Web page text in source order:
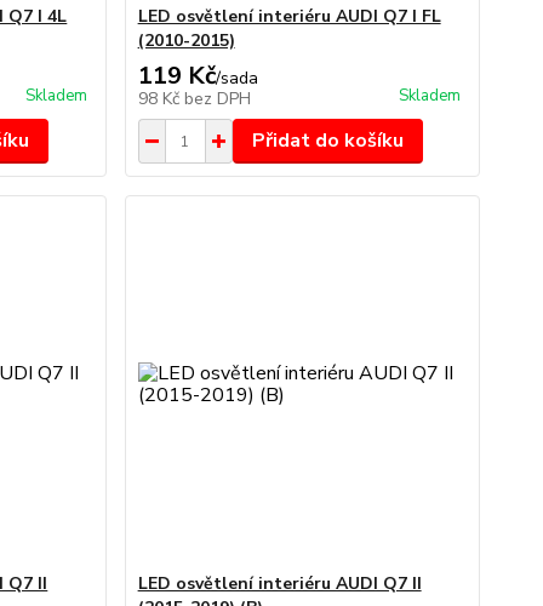
Q7 I 4L
Skladem
LED osvětlení interiéru AUDI Q7 I FL
(2010-2015)
119 Kč/sada
98 Kč bez DPH Skladem
Přidat do košíku
Q7 II
LED osvětlení interiéru AUDI Q7 II